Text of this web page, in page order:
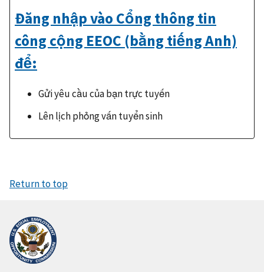
Đăng nhập vào Cổng thông tin
công cộng EEOC (bằng tiếng Anh)
để:
Gửi yêu cầu của bạn trực tuyến
Lên lịch phỏng vấn tuyển sinh
Return to top